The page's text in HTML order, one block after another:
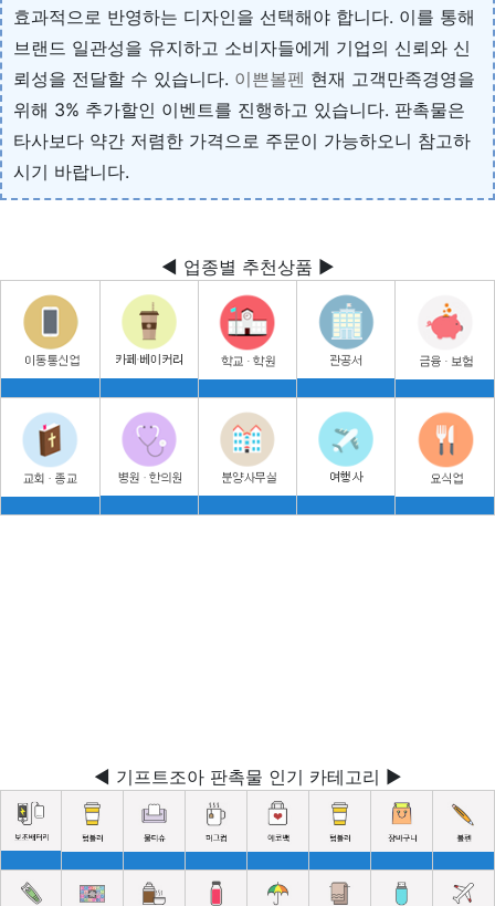
효과적으로 반영하는 디자인을 선택해야 합니다. 이를 통해
브랜드 일관성을 유지하고 소비자들에게 기업의 신뢰와 신
뢰성을 전달할 수 있습니다. 이쁜볼펜 현재 고객만족경영을
위해 3% 추가할인 이벤트를 진행하고 있습니다. 판촉물은
타사보다 약간 저렴한 가격으로 주문이 가능하오니 참고하
시기 바랍니다.
◀ 업종별 추천상품 ▶
◀ 기프트조아 판촉물 인기 카테고리 ▶